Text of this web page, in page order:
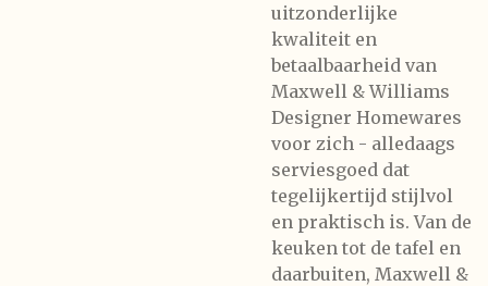
uitzonderlijke
kwaliteit en
betaalbaarheid van
Maxwell & Williams
Designer Homewares
voor zich - alledaags
serviesgoed dat
tegelijkertijd stijlvol
en praktisch is. Van de
keuken tot de tafel en
daarbuiten, Maxwell &